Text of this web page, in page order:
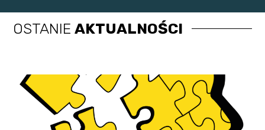
OSTANIEAKTUALNOŚCI